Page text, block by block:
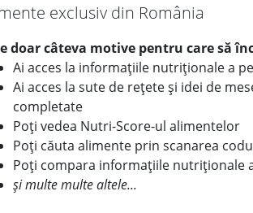
exclusiv din România
doar câteva motive pentru care să
Ai acces la informațiile nutriționale a
Ai acces la sute de rețete și idei de
completate
Poți vedea Nutri-Score-ul alimentelor
Poți căuta alimente prin scanarea
Poți compara informațiile nutriționale
și multe multe altele...